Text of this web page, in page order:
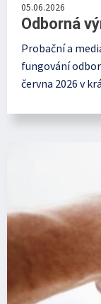
05.06.2026
Odborná
Probační a
fungování
června 2026 v